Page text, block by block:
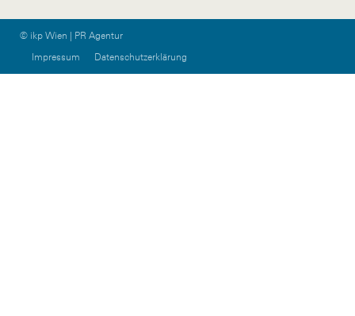
© ikp Wien | PR Agentur
Impressum
Datenschutzerklärung